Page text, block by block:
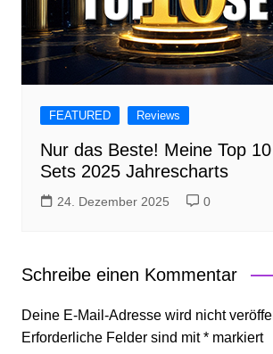
FEATURED Reviews
Nur das Beste! Meine Top
Sets 2025 Jahrescharts
24. Dezember 2025 0
Schreibe einen Kommentar
Deine E-Mail-Adresse wird nicht
Erforderliche Felder sind mit*markiert